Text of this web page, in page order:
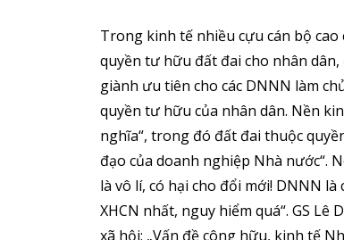
Trong kinh tế nhiều cựu cán bộ
quyền tư hữu đất đai cho nhân
giành ưu tiên cho các DNNN làm
quyền tư hữu của nhân dân. Nền
nghĩa“, trong đó đất đai thuộc
đạo của doanh nghiệp Nhà nước“.
là vô lí, có hại cho đổi mới! DNNN
XHCN nhất, nguy hiểm quá“. GS
xã hội: „Vấn đề công hữu, kinh tế